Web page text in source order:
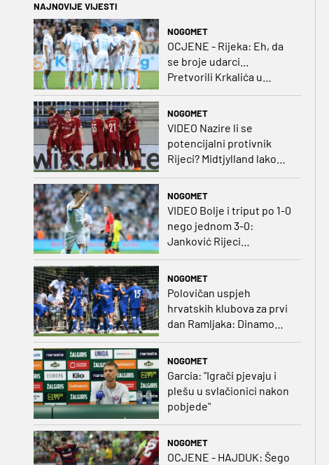
NAJNOVIJE VIJESTI
NOGOMET
OCJENE - Rijeka: Eh, da
se broje udarci...
Pretvorili Krkalića u
NOGOMET
VIDEO Nazire li se
potencijalni protivnik
Rijeci? Midtjylland lako
NOGOMET
VIDEO Bolje i triput po 1-0
nego jednom 3-0:
Janković Rijeci
projektilom donio slavlje
protivnika
NOGOMET
Polovičan uspjeh
hrvatskih klubova za prvi
dan Ramljaka: Dinamo
poražen od Juventusa,
NOGOMET
Garcia: "Igrači pjevaju i
plešu u svlačionici nakon
pobjede"
NOGOMET
OCJENE - HAJDUK: Šego